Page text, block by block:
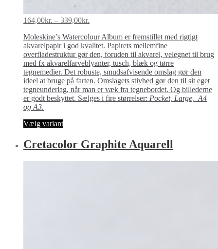
164,00kr. – 339,00kr.
til
339,00kr.
Moleskine’s Watercolour Album er fremstillet med rigtigt
akvarelpapir i god kvalitet. Papirets mellemfine
overfladestruktur gør den, foruden til akvarel, velegnet til brug
med fx akvarelfarveblyanter, tusch, blæk og tørre
tegnemedier. Det robuste, smudsafvisende omslag gør den
ideel at bruge på farten. Omslagets stivhed gør den til sit eget
tegneunderlag, når man er væk fra tegnebordet. Og billederne
er godt beskyttet. Sælges i fire størrelser: Pocket, Large, A4
og A3.
Vælg variantDette
har
flere
Cretacolor Graphite Aquarell